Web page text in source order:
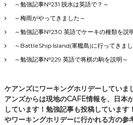
～勉強記事№231 脱水は英語で？～
～梅雨がやってきました～
～勉強記事№230 英語でケーキの種類を説
～BattleShip Island(軍艦島)に行ってきま
～勉強記事№229 英語で将棋の駒を説明～
ケアンズにワーキングホリデーしてい
アンズからは現地のCAFE情報を、日本
しています！勉強記事も投稿しています
やワーキングホリデーに行かれる方の参